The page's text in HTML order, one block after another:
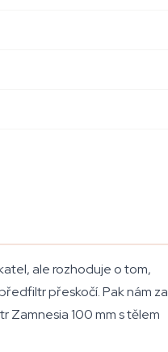
ale rozhoduje o tom,
přeskočí. Pak nám za
Zamnesia 100 mm s tělem